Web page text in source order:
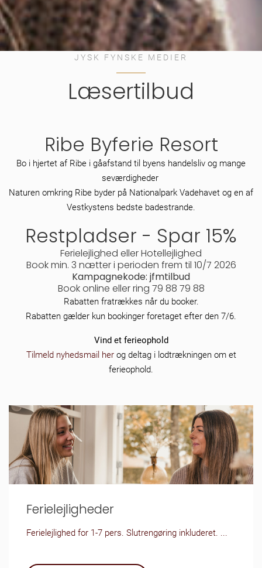
JYSK FYNSKE MEDIER
Læsertilbud
Ribe Byferie Resort
Bo i hjertet af Ribe i gåafstand til byens handelsliv og mange
seværdigheder
Naturen omkring Ribe byder på Nationalpark Vadehavet og en af
Vestkystens bedste badestrande.
Restpladser - Spar 15%
Ferielejlighed eller Hotellejlighed
Book min. 3 nætter i perioden frem til 10/7 2026
Kampagnekode: jfmtilbud
Book online eller ring 79 88 79 88
Rabatten fratrækkes når du booker.
Rabatten gælder kun bookinger foretaget efter den 7/6.
Vind et ferieophold
Tilmeld nyhedsmail herog deltag i lodtrækningen om et
ferieophold.
Ferielejligheder
Ferielejlighed for 1-7 pers. Slutrengøring inkluderet. ...